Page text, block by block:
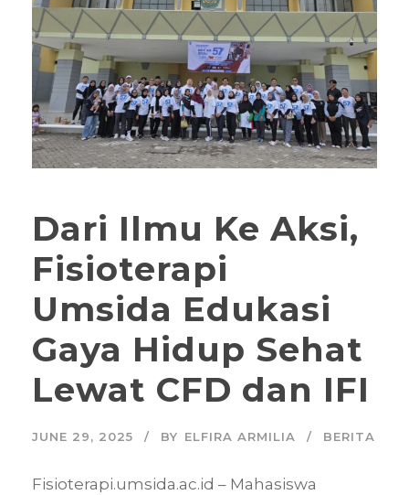
Dari Ilmu Ke Aksi,
Fisioterapi
Umsida Edukasi
Gaya Hidup Sehat
Lewat CFD dan IFI
JUNE 29, 2025 BY ELFIRA ARMILIA BERITA
Fisioterapi.umsida.ac.id – Mahasiswa